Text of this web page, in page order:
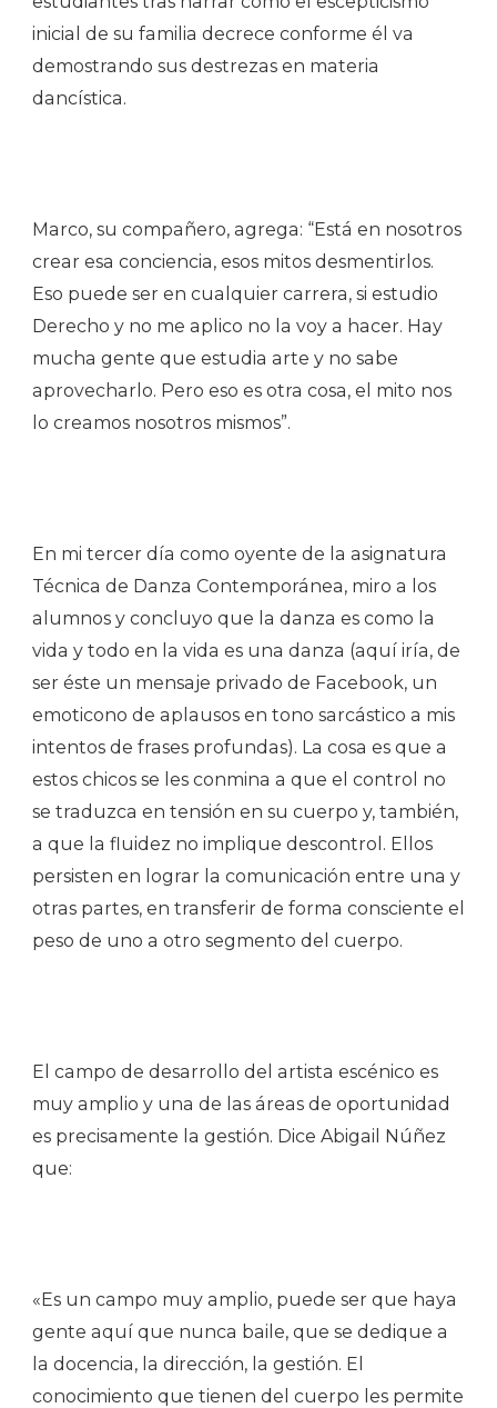
inicial de su familia decrece conforme él va
demostrando sus destrezas en materia
dancística.
Marco, su compañero, agrega: “Está en nosotros
crear esa conciencia, esos mitos desmentirlos.
Eso puede ser en cualquier carrera, si estudio
Derecho y no me aplico no la voy a hacer. Hay
mucha gente que estudia arte y no sabe
aprovecharlo. Pero eso es otra cosa, el mito nos
lo creamos nosotros mismos”.
En mi tercer día como oyente de la asignatura
Técnica de Danza Contemporánea, miro a los
alumnos y concluyo que la danza es como la
vida y todo en la vida es una danza (aquí iría, de
ser éste un mensaje privado de Facebook, un
emoticono de aplausos en tono sarcástico a mis
intentos de frases profundas). La cosa es que a
estos chicos se les conmina a que el control no
se traduzca en tensión en su cuerpo y, también,
a que la fluidez no implique descontrol. Ellos
persisten en lograr la comunicación entre una y
otras partes, en transferir de forma consciente el
peso de uno a otro segmento del cuerpo.
El campo de desarrollo del artista escénico es
muy amplio y una de las áreas de oportunidad
es precisamente la gestión. Dice Abigail Núñez
que:
«Es un campo muy amplio, puede ser que haya
gente aquí que nunca baile, que se dedique a
la docencia, la dirección, la gestión. El
conocimiento que tienen del cuerpo les permite